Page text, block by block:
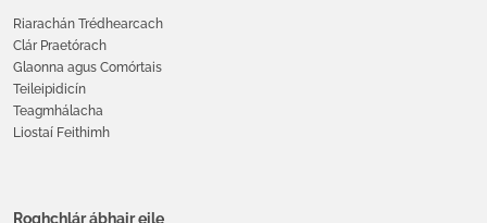
Riarachán Trédhearcach
Clár Praetórach
Glaonna agus Comórtais
Teileipidicín
Teagmhálacha
Liostaí Feithimh
Roghchlár ábhair eile